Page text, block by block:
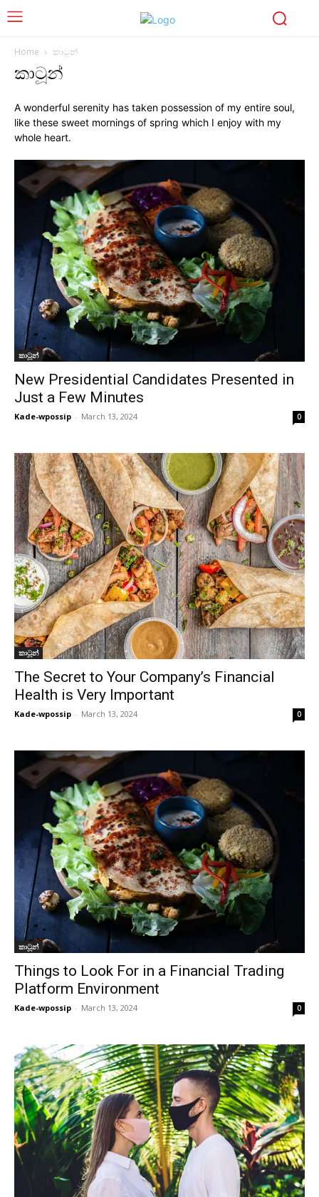
Home කාටූන්
කාටූන්
A wonderful serenity has taken possession of my entire soul,
like these sweet mornings of spring which I enjoy with my
whole heart.
කාටූන්
New Presidential Candidates Presented in
Just a Few Minutes
Kade-wpossip - March 13, 2024 0
කාටූන්
The Secret to Your Company’s Financial
Health is Very Important
Kade-wpossip - March 13, 2024 0
කාටූන්
Things to Look For in a Financial Trading
Platform Environment
Kade-wpossip - March 13, 2024 0